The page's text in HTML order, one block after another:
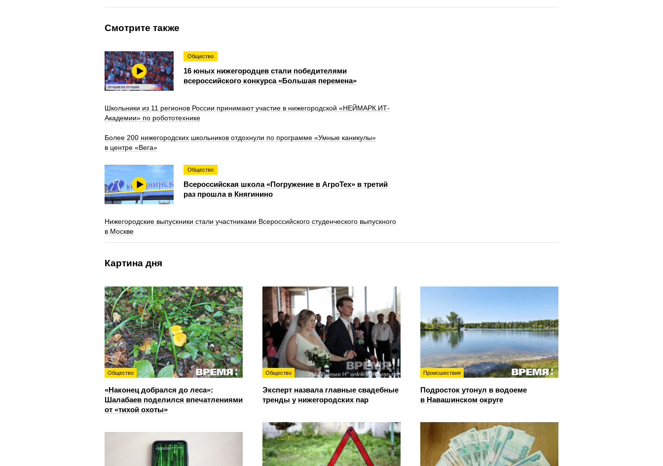
Смотрите также
Общество
16 юных нижегородцев стали победителями
всероссийского конкурса «Большая перемена»
Школьники из 11 регионов России принимают участие в нижегородской «НЕЙМАРК.ИТ-
Академии» по робототехнике
Более 200 нижегородских школьников отдохнули по программе «Умные каникулы»
в центре «Вега»
Общество
Всероссийская школа «Погружение в АгроТех» в третий
раз прошла в Княгинино
Нижегородские выпускники стали участниками Всероссийского студенческого выпускного
в Москве
Картина дня
Общество
«Наконец добрался до леса»:
Шалабаев поделился впечатлениями
от «тихой охоты»
Общество
Эксперт назвала главные свадебные
тренды у нижегородских пар
Происшествия
Подросток утонул в водоеме
в Навашинском округе